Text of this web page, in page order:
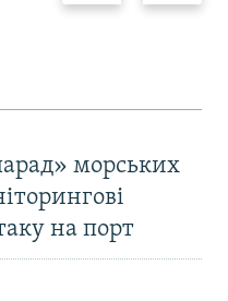
морських
на порт